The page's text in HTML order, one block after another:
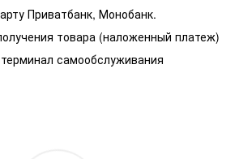
Приватбанк, Монобанк.
товара (наложенный платеж)
самообслуживания